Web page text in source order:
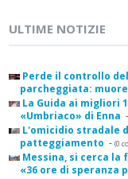
ULTIME NOTIZIE
Perde il controllo
parcheggiata: muore
La Guida ai migliori
«Umbriaco» di Enna -
L'omicidio stradale
patteggiamento - (0
Messina, si cerca
«36 ore di speranza